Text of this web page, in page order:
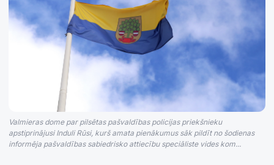
Valmieras dome par pilsētas pašvaldības policijas priekšnieku
apstiprinājusi Induli Rūsi, kurš amata pienākumus sāk pildīt no šodienas
informēja pašvaldības sabiedrisko attiecību speciāliste vides kom...